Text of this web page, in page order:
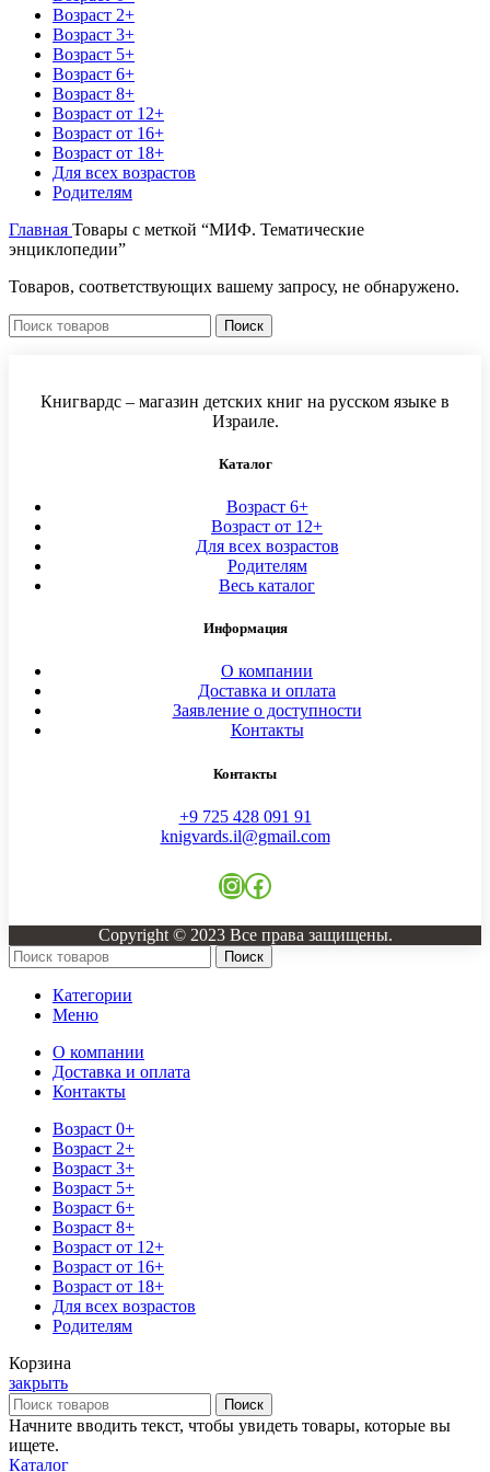
Возраст 2+
Возраст 3+
Возраст 5+
Возраст 6+
Возраст 8+
Возраст от 12+
Возраст от 16+
Возраст от 18+
Для всех возрастов
Родителям
Главная Товары с меткой “МИФ. Тематические
энциклопедии”
Товаров, соответствующих вашему запросу, не обнаружено.
Поиск
Книгвардс – магазин детских книг на русском языке в
Израиле.
Каталог
Возраст 6+
Возраст от 12+
Для всех возрастов
Родителям
Весь каталог
Информация
О компании
Доставка и оплата
Заявление о доступности
Контакты
Контакты
+9 725 428 091 91
knigvards.il@gmail.com
Instagram
Facebook
Copyright © 2023 Все права защищены.
Поиск
Категории
Меню
О компании
Доставка и оплата
Контакты
Возраст 0+
Возраст 2+
Возраст 3+
Возраст 5+
Возраст 6+
Возраст 8+
Возраст от 12+
Возраст от 16+
Возраст от 18+
Для всех возрастов
Родителям
Корзина
закрыть
Поиск
Начните вводить текст, чтобы увидеть товары, которые вы
ищете.
Каталог